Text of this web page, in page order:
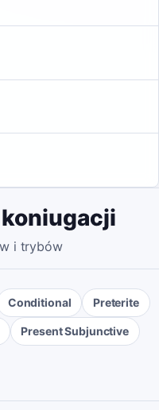
i trybów
Conditional Preterite
Present Subjunctive